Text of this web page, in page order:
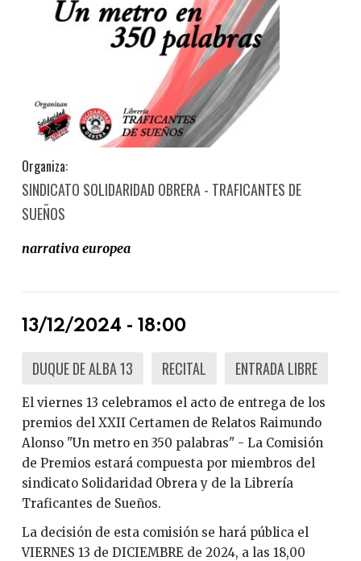
Organiza:
SINDICATO SOLIDARIDAD OBRERA - TRAFICANTES DE
SUEÑOS
narrativa europea
13/12/2024 - 18:00
DUQUE DE ALBA 13 RECITAL ENTRADA LIBRE
El viernes 13 celebramos el acto de entrega de los
premios del XXII Certamen de Relatos Raimundo
Alonso "Un metro en 350 palabras" - La Comisión
de Premios estará compuesta por miembros del
sindicato Solidaridad Obrera y de la Librería
Traficantes de Sueños.
La decisión de esta comisión se hará pública el
VIERNES 13 de DICIEMBRE de 2024, a las 18,00